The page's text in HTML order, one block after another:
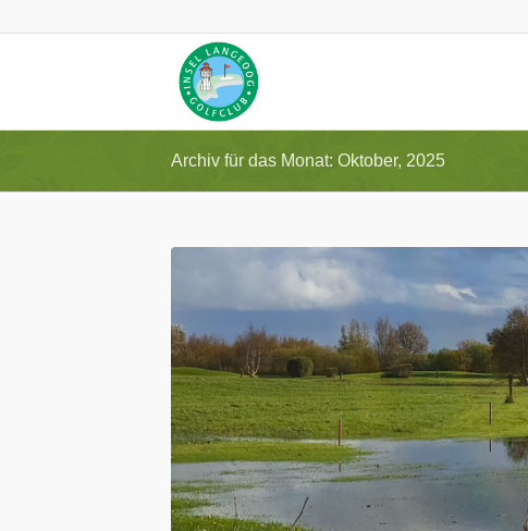
Archiv für das Monat: Oktober, 2025